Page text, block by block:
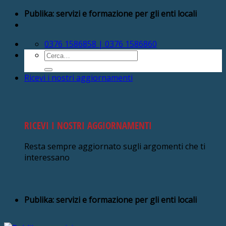
Salta Publika: servizi e formazione per gli enti locali
0376 1586858 | 0376 1586860
Cerca:
Ricevi i nostri aggiornamenti
RICEVI I NOSTRI AGGIORNAMENTI
Resta sempre aggiornato sugli argomenti che ti
interessano
Publika: servizi e formazione per gli enti locali